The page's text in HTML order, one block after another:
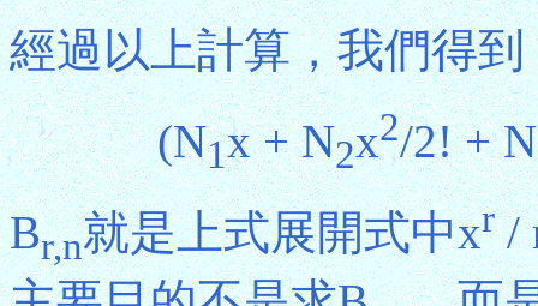
經過以上計算，我們得到
(N1x + N2x2/2! + N
Br,n就是上式展開式中xr/